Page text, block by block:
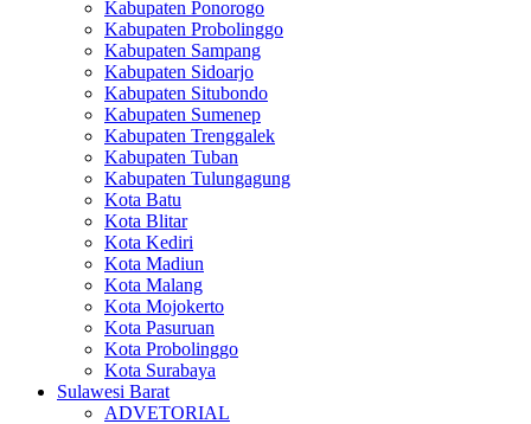
Kabupaten Ponorogo
Kabupaten Probolinggo
Kabupaten Sampang
Kabupaten Sidoarjo
Kabupaten Situbondo
Kabupaten Sumenep
Kabupaten Trenggalek
Kabupaten Tuban
Kabupaten Tulungagung
Kota Batu
Kota Blitar
Kota Kediri
Kota Madiun
Kota Malang
Kota Mojokerto
Kota Pasuruan
Kota Probolinggo
Kota Surabaya
Sulawesi Barat
ADVETORIAL